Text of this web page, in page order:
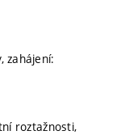
zahájení:
roztažnosti,